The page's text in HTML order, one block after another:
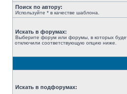
Поиск по автору:
Используйте * в качестве шаблона.
Искать в форумах:
Выберите форум или форумы, в которых
отключили соответствующую опцию ниже.
Искать в подфорумах: